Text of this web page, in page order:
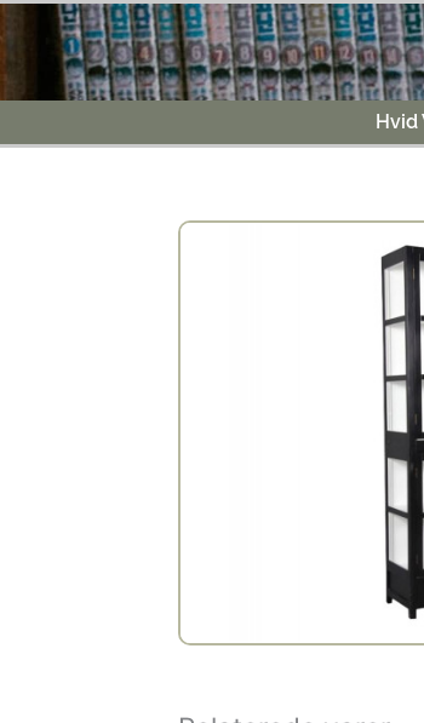
til
indholdet
Hvid